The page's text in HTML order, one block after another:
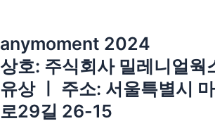
anymoment 2024
상호: 주식회사 밀레니얼웍
유상 ㅣ 주소: 서울특별시
로29길 26-15